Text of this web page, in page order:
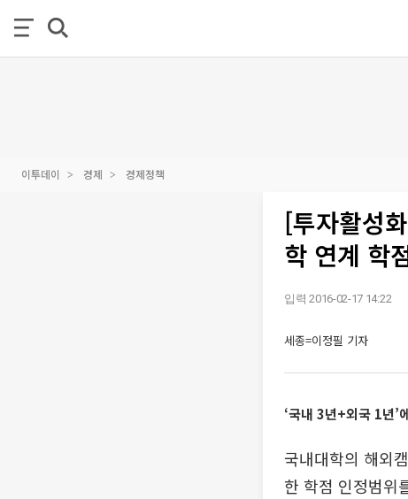
이투데이 경제 경제정책
[투자활성
학 연계 학
입력 2016-02-17 14:22
세종=이정필 기자
‘국내 3년+외국 1년’
국내대학의 해외
한 학점 인정범위